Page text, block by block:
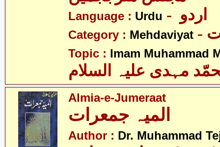
Language : Urdu
Category : Mehdaviyat
Topic : Imam Muhammad
مہدی علیہ السلام
Almia-e-Jumeraat
Author : Dr. Muhammad